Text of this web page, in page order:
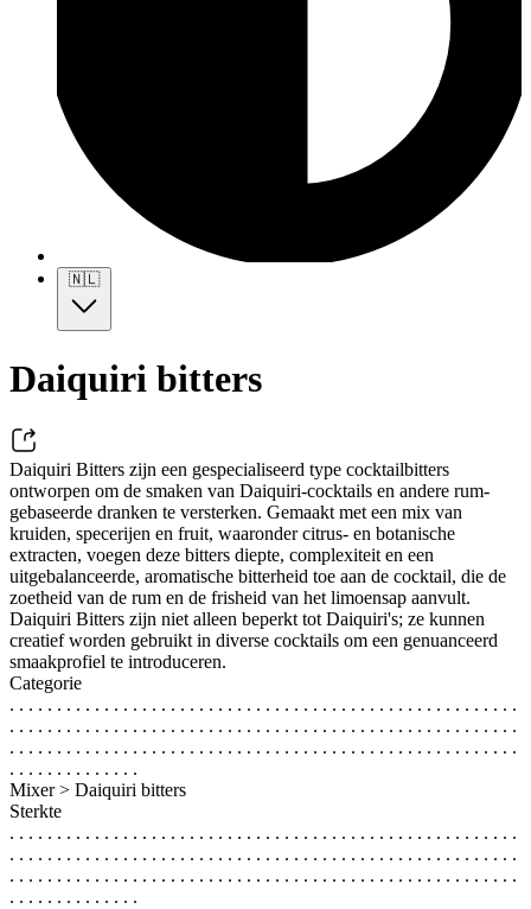
🇳🇱
Daiquiri bitters
Daiquiri Bitters zijn een gespecialiseerd type cocktailbitters
ontworpen om de smaken van Daiquiri-cocktails en andere rum-
gebaseerde dranken te versterken. Gemaakt met een mix van
kruiden, specerijen en fruit, waaronder citrus- en botanische
extracten, voegen deze bitters diepte, complexiteit en een
uitgebalanceerde, aromatische bitterheid toe aan de cocktail, die de
zoetheid van de rum en de frisheid van het limoensap aanvult.
Daiquiri Bitters zijn niet alleen beperkt tot Daiquiri's; ze kunnen
creatief worden gebruikt in diverse cocktails om een genuanceerd
smaakprofiel te introduceren.
Categorie
. . . . . . . . . . . . . . . . . . . . . . . . . . . . . . . . . . . . . . . . . . . . . . . . . . . . . .
. . . . . . . . . . . . . . . . . . . . . . . . . . . . . . . . . . . . . . . . . . . . . . . . . . . . . .
. . . . . . . . . . . . . . . . . . . . . . . . . . . . . . . . . . . . . . . . . . . . . . . . . . . . . .
. . . . . . . . . . . . . .
Mixer > Daiquiri bitters
Sterkte
. . . . . . . . . . . . . . . . . . . . . . . . . . . . . . . . . . . . . . . . . . . . . . . . . . . . . .
. . . . . . . . . . . . . . . . . . . . . . . . . . . . . . . . . . . . . . . . . . . . . . . . . . . . . .
. . . . . . . . . . . . . . . . . . . . . . . . . . . . . . . . . . . . . . . . . . . . . . . . . . . . . .
. . . . . . . . . . . . . .